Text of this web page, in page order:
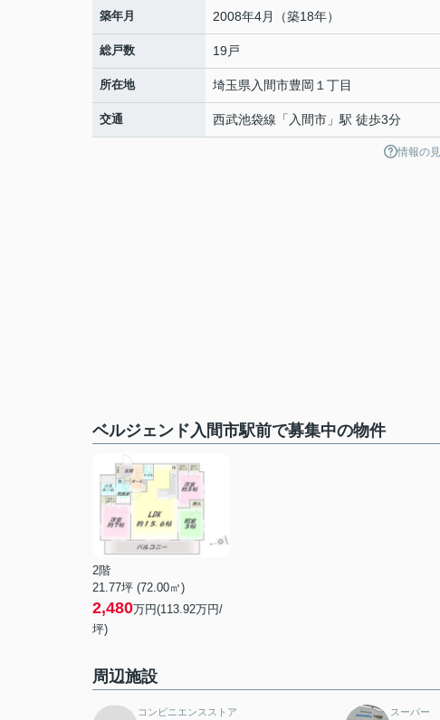
築年月 2008年4月（築18年）
総戸数 19戸
所在地 埼玉県 入間市豊岡 １丁目
交通 西武池袋線 「 入間市 」駅 徒歩3分
情報の
ベルジェンド入間市駅前で募集中の物件
2階
21.77坪 (72.00㎡)
2,480万円(113.92万円/
坪)
周辺施設
コンビニエンスストア スーパー